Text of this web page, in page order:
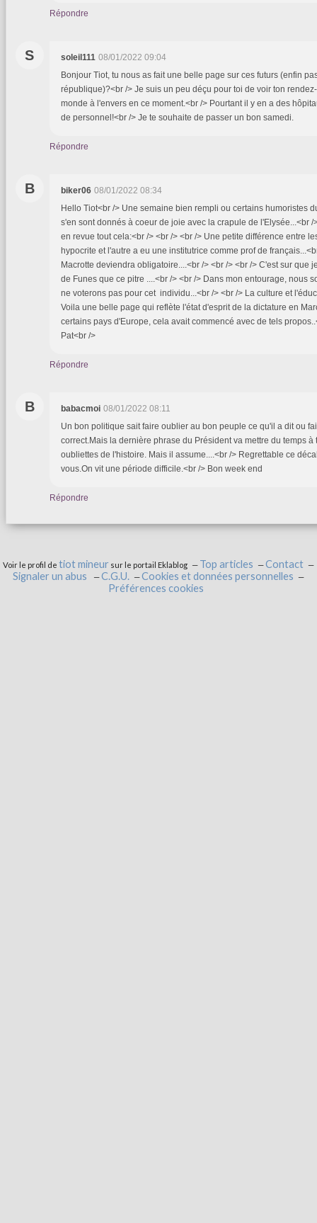
Répondre
S soleil111 08/01/2022 09:04
Bonjour Tiot, tu nous as fait une belle page sur ces futurs (enfin
république)?<br /> Je suis un peu déçu pour toi de voir ton
monde à l'envers en ce moment.<br /> Pourtant il y en a des
de personnel!<br /> Je te souhaite de passer un bon samedi.
Répondre
B biker06 08/01/2022 08:34
Hello Tiot<br /> Une semaine bien rempli ou certains humoristes
s'en sont donnés à coeur de joie avec la crapule de l'Elysée...<br
en revue tout cela:<br /> <br /> <br /> Une petite différence entre
hypocrite et l'autre a eu une institutrice comme prof de
Macrotte deviendra obligatoire....<br /> <br /> <br /> C'est sur que
de Funes que ce pitre ....<br /> <br /> Dans mon entourage, nous
ne voterons pas pour cet individu...<br /> <br /> La culture et
Voila une belle page qui reflète l'état d'esprit de la dictature en
certains pays d'Europe, cela avait commencé avec de tels
Pat<br />
Répondre
B babacmoi 08/01/2022 08:11
Un bon politique sait faire oublier au bon peuple ce qu'il a dit ou
correct.Mais la dernière phrase du Président va mettre du temps à
oubliettes de l'histoire. Mais il assume....<br /> Regrettable ce
vous.On vit une période difficile.<br /> Bon week end
Répondre
Voir le profil de tiot mineur sur le portail Eklablog Top articles
Contact
Signaler un abus
C.G.U.
Cookies et données personnelles
Préférences cookies